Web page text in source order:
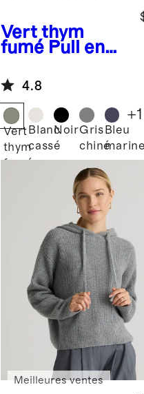
Vert thym
fumé Pull en
SuperSoft
4.8
Vert
thym
fumé
Blanc
cassé
NoirGris
chiné
Bleu
+1
Meilleures ventes